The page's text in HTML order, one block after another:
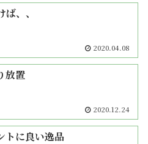
、、
2020.04.08
放置
2020.12.24
トに良い逸品